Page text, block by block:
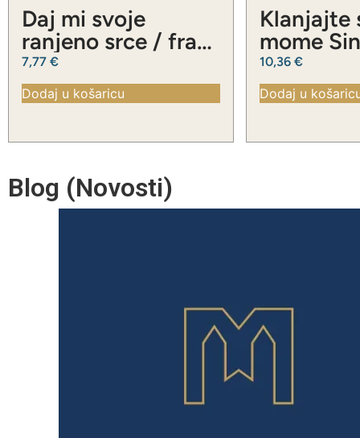
Daj mi svoje
ranjeno srce / fra
Slavko Barbarić
7,77 €
Dodaj u košaricu
Klanjajte
mome
Slavko
10,36 €
Dodaj u
Blog (Novosti)